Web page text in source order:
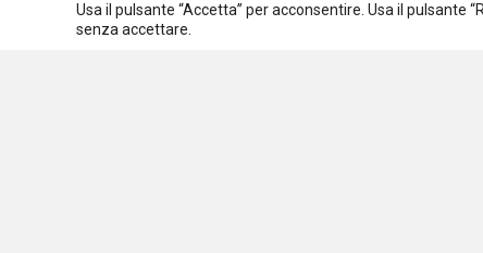
Spazio ai promotori
Usa il pulsante “Accetta” per acconsentire. Usa il pulsante
senza accettare.